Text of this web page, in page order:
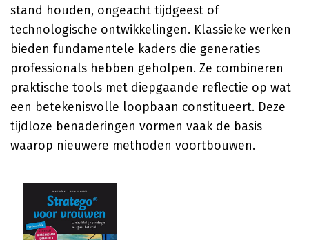
stand houden, ongeacht tijdgeest of
technologische ontwikkelingen. Klassieke werken
bieden fundamentele kaders die generaties
professionals hebben geholpen. Ze combineren
praktische tools met diepgaande reflectie op wat
een betekenisvolle loopbaan constitueert. Deze
tijdloze benaderingen vormen vaak de basis
waarop nieuwere methoden voortbouwen.